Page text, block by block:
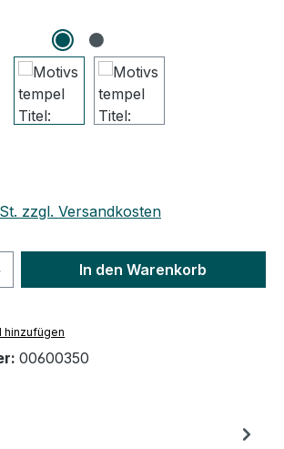
zzgl. Versandkosten
Gib den
In den Warenkorb
hinzufügen
00600350